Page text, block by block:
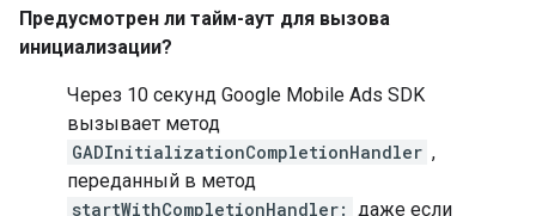
Предусмотрен ли тайм-аут для вызова
инициализации?
Через 10 секунд Google Mobile Ads SDK
вызывает метод
GADInitializationCompletionHandler ,
переданный в метод
startWithCompletionHandler: даже если